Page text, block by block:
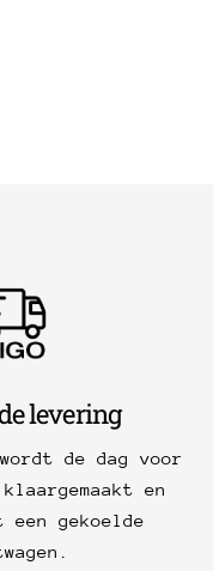
levering
de dag voor
en
een gekoelde